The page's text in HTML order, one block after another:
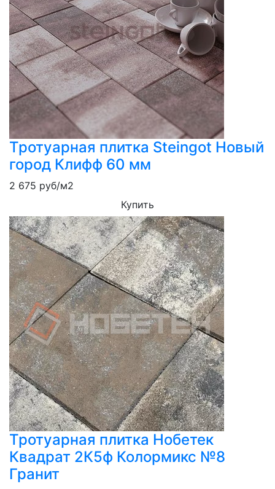
Тротуарная плитка Steingot Новый
город Клифф 60 мм
2 675 руб/м2
Купить
Тротуарная плитка Нобетек
Квадрат 2К5ф Колормикс №8
Гранит